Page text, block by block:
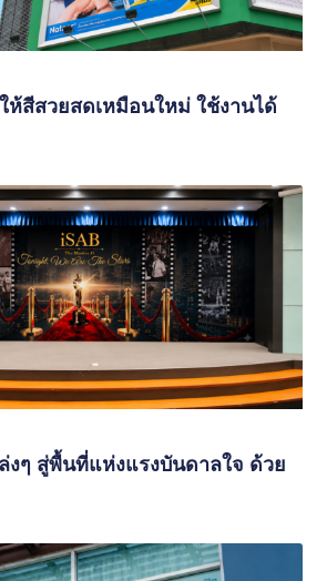
ห้สีสวยสดเหมือนใหม่ ใช้งานได้
งๆ สู่พื้นที่แห่งแรงบันดาลใจ ด้วย